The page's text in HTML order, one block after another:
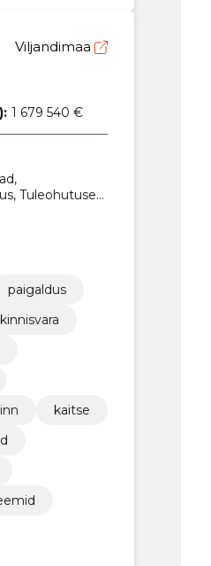
Viljandimaa
1 679 540 €
Tuleohutuse
hooldus
paigaldus
kaitse